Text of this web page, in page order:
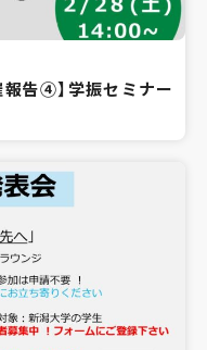
告④】学振セミナー